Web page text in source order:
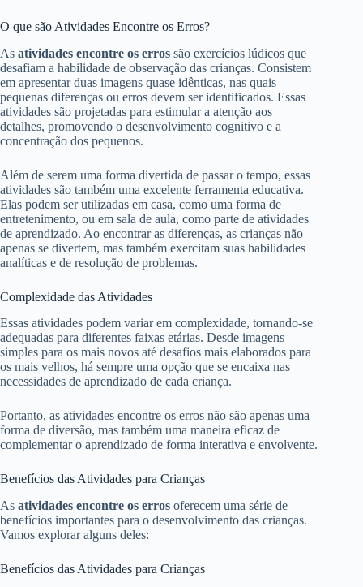
O que são Atividades Encontre os Erros?
As atividades encontre os erros são exercícios lúdicos que
desafiam a habilidade de observação das crianças. Consistem
em apresentar duas imagens quase idênticas, nas quais
pequenas diferenças ou erros devem ser identificados. Essas
atividades são projetadas para estimular a atenção aos
detalhes, promovendo o desenvolvimento cognitivo e a
concentração dos pequenos.
Além de serem uma forma divertida de passar o tempo, essas
atividades são também uma excelente ferramenta educativa.
Elas podem ser utilizadas em casa, como uma forma de
entretenimento, ou em sala de aula, como parte de atividades
de aprendizado. Ao encontrar as diferenças, as crianças não
apenas se divertem, mas também exercitam suas habilidades
analíticas e de resolução de problemas.
Complexidade das Atividades
Essas atividades podem variar em complexidade, tornando-se
adequadas para diferentes faixas etárias. Desde imagens
simples para os mais novos até desafios mais elaborados para
os mais velhos, há sempre uma opção que se encaixa nas
necessidades de aprendizado de cada criança.
Portanto, as atividades encontre os erros não são apenas uma
forma de diversão, mas também uma maneira eficaz de
complementar o aprendizado de forma interativa e envolvente.
Benefícios das Atividades para Crianças
As atividades encontre os erros oferecem uma série de
benefícios importantes para o desenvolvimento das crianças.
Vamos explorar alguns deles:
Benefícios das Atividades para Crianças